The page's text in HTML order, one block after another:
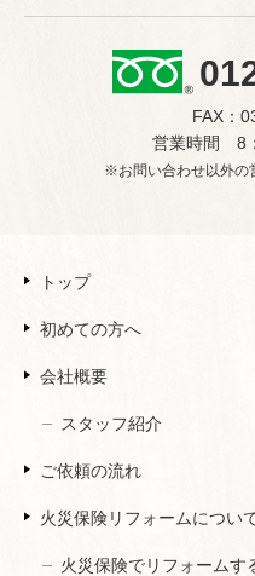
FAX：
営業時間 8
※お問い合わせ以外の
トップ
初めての方へ
会社概要
スタッフ紹介
ご依頼の流れ
火災保険リフォームについ
火災保険でリフォームす